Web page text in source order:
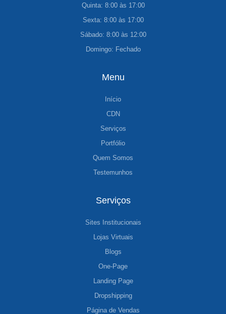
Quinta: 8:00 às 17:00
Sexta: 8:00 às 17:00
Sábado: 8:00 às 12:00
Domingo: Fechado
Menu
Início
CDN
Serviços
Portfólio
Quem Somos
Testemunhos
Serviços
Sites Institucionais
Lojas Virtuais
Blogs
One-Page
Landing Page
Dropshipping
Página de Vendas